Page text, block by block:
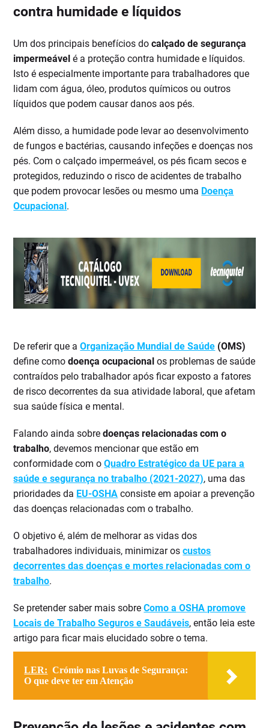
contra humidade e líquidos
Um dos principais benefícios docalçado de segurança
impermeável é a proteção contra humidade e líquidos.
Isto é especialmente importante para trabalhadores que
lidam com água, óleo, produtos químicos ou outros
líquidos que podem causar danos aos pés.
Além disso, a humidade pode levar ao desenvolvimento
de fungos e bactérias, causando infeções e doenças nos
pés. Com o calçado impermeável, os pés ficam secos e
protegidos, reduzindo o risco de acidentes de trabalho
que podem provocar lesões ou mesmo uma Doença
Ocupacional.
De referir que aOrganização Mundial de Saúde (OMS)
define comodoença ocupacional os problemas de saúde
contraídos pelo trabalhador após ficar exposto a fatores
de risco decorrentes da sua atividade laboral, que afetam
sua saúde física e mental.
Falando ainda sobredoenças relacionadas com o
trabalho, devemos mencionar que estão em
conformidade com oQuadro Estratégico da UE para a
saúde e segurança no trabalho (2021-2027), uma das
prioridades da EU-OSHA consiste em apoiar a prevenção
das doenças relacionadas com o trabalho.
O objetivo é, além de melhorar as vidas dos
trabalhadores individuais, minimizar oscustos
decorrentes das doenças e mortes relacionadas com o
trabalho.
Se pretender saber mais sobreComo a OSHA promove
Locais de Trabalho Seguros e Saudáveis, então leia este
artigo para ficar mais elucidado sobre o tema.
LER: Crómio nas Luvas de Segurança:
O que deve ter em Atenção